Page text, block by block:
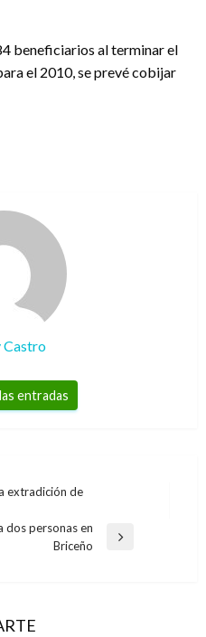
beneficiarios al terminar el
el 2010, se prevé cobijar
Castro
entradas
extradición de
dos personas en
Briceño